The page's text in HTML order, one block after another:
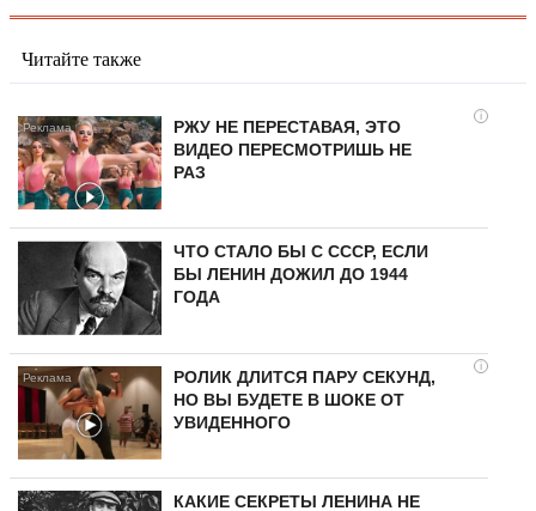
Читайте также
i
РЖУ НЕ ПЕРЕСТАВАЯ, ЭТО
ВИДЕО ПЕРЕСМОТРИШЬ НЕ
РАЗ
ЧТО СТАЛО БЫ С СССР, ЕСЛИ
БЫ ЛЕНИН ДОЖИЛ ДО 1944
ГОДА
i
РОЛИК ДЛИТСЯ ПАРУ СЕКУНД,
НО ВЫ БУДЕТЕ В ШОКЕ ОТ
УВИДЕННОГО
КАКИЕ СЕКРЕТЫ ЛЕНИНА НЕ